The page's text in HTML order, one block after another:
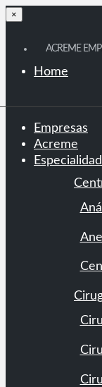
×
ACREME
Home
Empresas
Acreme
Especialidad